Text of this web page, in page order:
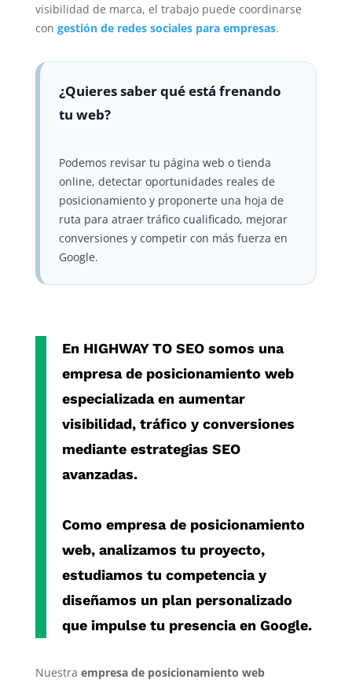
visibilidad de marca, el trabajo puede coordinarse
con gestión de redes sociales para empresas.
¿Quieres saber qué está frenando
tu web?
Podemos revisar tu página web o tienda
online, detectar oportunidades reales de
posicionamiento y proponerte una hoja de
ruta para atraer tráfico cualificado, mejorar
conversiones y competir con más fuerza en
Google.
En HIGHWAY TO SEOsomos una
empresa de posicionamiento web
especializada en aumentar
visibilidad, tráfico y conversiones
mediante estrategias SEO
avanzadas.
Como empresa de posicionamiento
web, analizamos tu proyecto,
estudiamos tu competencia y
diseñamos un plan personalizado
que impulse tu presencia en Google.
Nuestra empresa de posicionamiento web